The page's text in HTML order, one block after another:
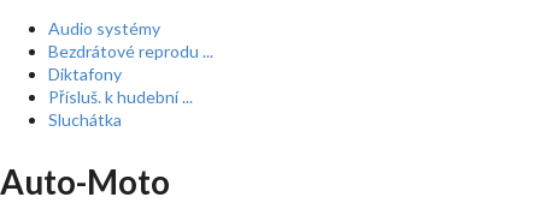
Audio systémy
Bezdrátové reprodu ...
Diktafony
Přísluš. k hudební ...
Sluchátka
Auto-Moto